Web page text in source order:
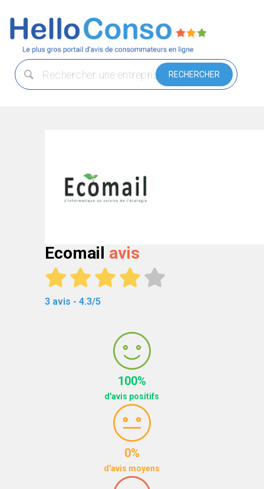
Ecomail avis
3 avis - 4.3/5
100%
d'avis positifs
0%
d'avis moyens